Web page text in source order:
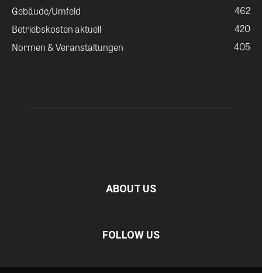
Gebäude/Umfeld
462
Betriebskosten aktuell
420
Normen & Veranstaltungen
405
ABOUT US
FOLLOW US